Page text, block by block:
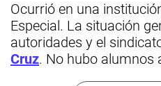
Ocurrió en una
Especial. La situación
autoridades y el
Cruz. No hubo alumnos